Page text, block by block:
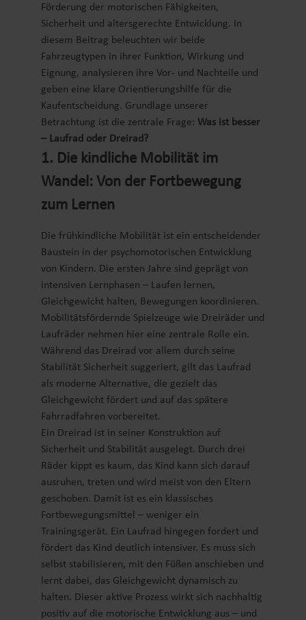
Förderung der motorischen Fähigkeiten,
Sicherheit und altersgerechte Entwicklung. In
diesem Beitrag beleuchten wir beide
Fahrzeugtypen in ihrer Funktion, Wirkung und
Eignung, analysieren ihre Vor- und Nachteile und
geben eine klare Orientierungshilfe für die
Kaufentscheidung. Grundlage unserer
Betrachtung ist die zentrale Frage: Was ist besser
– Laufrad oder Dreirad?
1. Die kindliche Mobilität im
Wandel: Von der Fortbewegung
zum Lernen
Die frühkindliche Mobilität ist ein entscheidender
Baustein in der psychomotorischen Entwicklung
von Kindern. Die ersten Jahre sind geprägt von
intensiven Lernphasen – Laufen lernen,
Gleichgewicht halten, Bewegungen koordinieren.
Mobilitätsfördernde Spielzeuge wie Dreiräder und
Laufräder nehmen hier eine zentrale Rolle ein.
Während das Dreirad vor allem durch seine
Stabilität Sicherheit suggeriert, gilt das Laufrad
als moderne Alternative, die gezielt das
Gleichgewicht fördert und auf das spätere
Fahrradfahren vorbereitet.
Ein Dreirad ist in seiner Konstruktion auf
Sicherheit und Stabilität ausgelegt. Durch drei
Räder kippt es kaum, das Kind kann sich darauf
ausruhen, treten und wird meist von den Eltern
geschoben. Damit ist es ein klassisches
Fortbewegungsmittel – weniger ein
Trainingsgerät. Ein Laufrad hingegen fordert und
fördert das Kind deutlich intensiver. Es muss sich
selbst stabilisieren, mit den Füßen anschieben und
lernt dabei, das Gleichgewicht dynamisch zu
halten. Dieser aktive Prozess wirkt sich nachhaltig
positiv auf die motorische Entwicklung aus – und